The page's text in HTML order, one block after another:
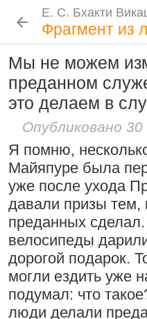
Е. С. Бхакти Викаша
Лекции
Новые
Рука в мешочке с
важна, чем шнур
Резкие слова для
Е. С. Бхакти
Фрагмент из
Мы не можем
преданном
это делаем в
Опубликовано
Я помню,
Майяпуре была
уже после ухода
давали призы тем,
преданных
велосипеды
дорогой подарок.
могли ездить уже
подумал: что
люди делали
Е. С. Бхакти Викаша
Цитаты Шрилы
Сознание Кришны
млеччх
9 августа 2026
Шри Чайтаньей
6
Следовать по
4
Е. С. Бхакти Викаша
Фотоальбом
Шраванам-
Шрила
Биография |
Лекции и беседы
Бхакти Викаша
Биография |
Скачать все
Подношения
Инициация
Общие
Требования
Видеоканалы
YouTube| ВК
Ссылки
Контакты